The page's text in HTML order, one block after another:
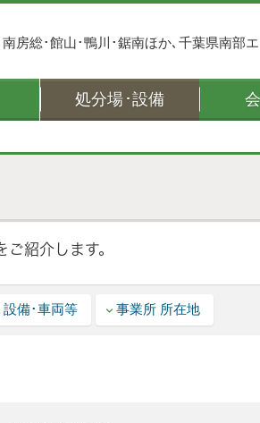
南房総･館山･鴨川･鋸南ほか､千葉県南部
処分場･設備
紹介します。
設備･車両等 事業所 所在地